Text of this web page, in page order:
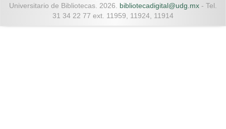
Universitario de Bibliotecas. 2026. bibliotecadigital@udg.mx - Tel.
31 34 22 77 ext. 11959, 11924, 11914